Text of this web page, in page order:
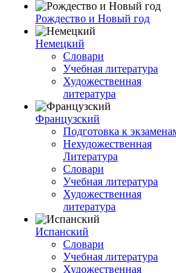
Рождество и Новый год
Немецкий
Словари
Учебная литература
Художественная
литература
Французский
Подготовка к
Нехудожественная
Литература
Словари
Учебная литература
Художественная
литература
Испанский
Словари
Учебная литература
Художественная